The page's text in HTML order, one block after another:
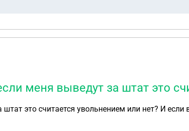
меня выведут за штат это
это считается увольнением или нет? И